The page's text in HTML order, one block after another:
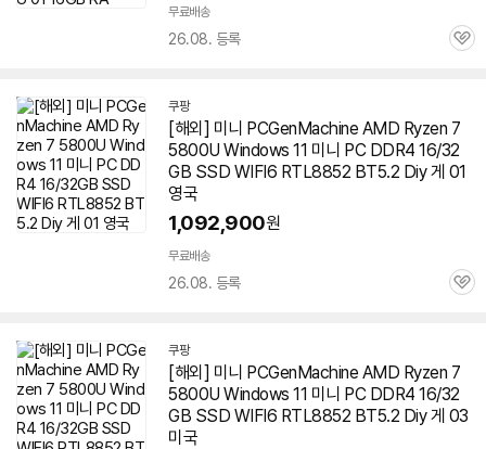
무료배송
26.08. 등록
관
쿠팡
[해외] 미니 PCGenMachine AMD Ryzen 7
5800U Windows 11 미니 PC DDR4 16/32
GB SSD WIFI6 RTL8852 BT5.2 Diy 게 01
영국
1,092,900원
무료배송
26.08. 등록
관
쿠팡
[해외] 미니 PCGenMachine AMD Ryzen 7
5800U Windows 11 미니 PC DDR4 16/32
GB SSD WIFI6 RTL8852 BT5.2 Diy 게 03
미국